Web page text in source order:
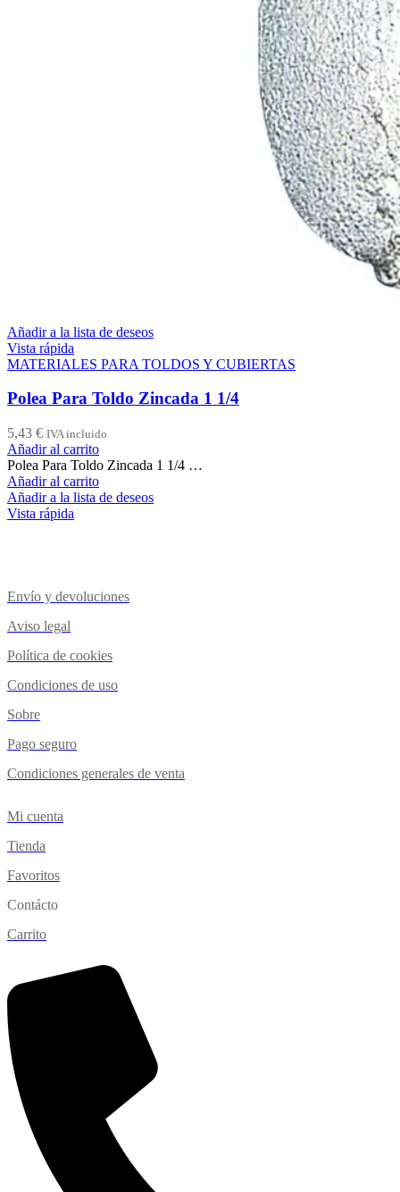
Añadir a la lista de deseos
Vista rápida
MATERIALES PARA TOLDOS Y CUBIERTAS
Polea Para Toldo Zincada 1 1/4
5,43 € IVA incluido
Añadir al carrito
Polea Para Toldo Zincada 1 1/4 …
Añadir al carrito
Añadir a la lista de deseos
Vista rápida
Envío y devoluciones
Aviso legal
Política de cookies
Condiciones de uso
Sobre
Pago seguro
Condiciones generales de venta
Mi cuenta
Tienda
Favoritos
Contácto
Carrito